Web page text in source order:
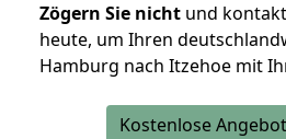
Zögern Sie nicht und
heute, um Ihren
Hamburg nach Itzehoe mit
Kostenlose